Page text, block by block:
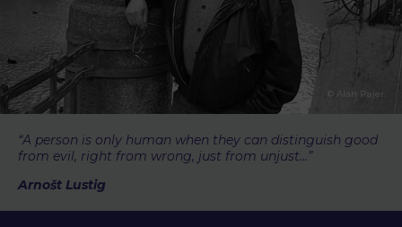
© Alan Pajer
“A person is only human when they can distinguish good
from evil, right from wrong, just from unjust…”
Arnošt Lustig